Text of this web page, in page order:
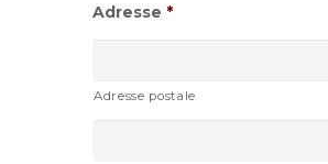
Adresse *
Adresse postale